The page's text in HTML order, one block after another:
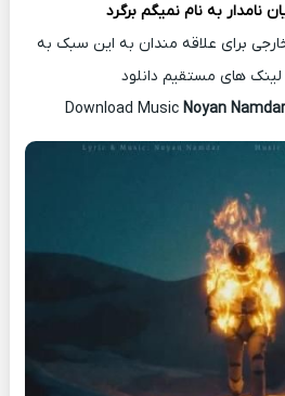
نامدار به نام نمیگم برگرد
برای علاقه مندان به این سبک به
های مستقیم دانلود
Noyan Namdar